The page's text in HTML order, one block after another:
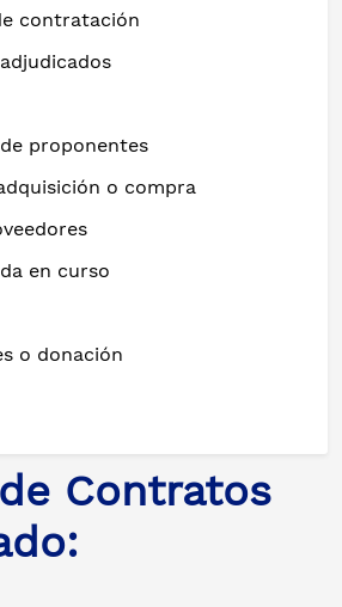
contratación
proponentes
o compra
en curso
o donación
Contratos